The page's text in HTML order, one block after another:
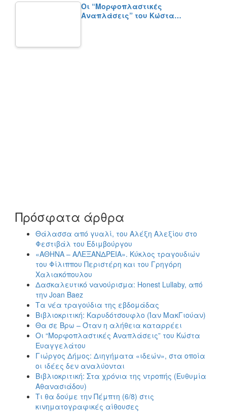
Οι “Μορφοπλαστικές
Αναπλάσεις” του Κώστα…
Πρόσφατα άρθρα
Θάλασσα από γυαλί, του Αλέξη Αλεξίου στο
Φεστιβάλ του Εδιμβούργου
«ΑΘΗΝΑ – ΑΛΕΞΑΝΔΡΕΙΑ». Κύκλος τραγουδιών
του Φίλιππου Περιστέρη και του Γρηγόρη
Χαλιακόπουλου
Δασκαλευτικό νανούρισμα: Honest Lullaby, από
την Joan Baez
Τα νέα τραγούδια της εβδομάδας
Βιβλιοκριτική: Καρυδότσουφλο (Ίαν ΜακΓιούαν)
Θα σε Βρω – Όταν η αλήθεια καταρρέει
Οι “Μορφοπλαστικές Αναπλάσεις” του Κώστα
Ευαγγελάτου
Γιώργος Δήμος: Διηγήματα «ιδεών», στα οποία
οι ιδέες δεν αναλύονται
Βιβλιοκριτική: Στα χρόνια της ντροπής (Ευθυμία
Αθανασιάδου)
Τι θα δούμε την Πέμπτη (6/8) στις
κινηματογραφικές αίθουσες